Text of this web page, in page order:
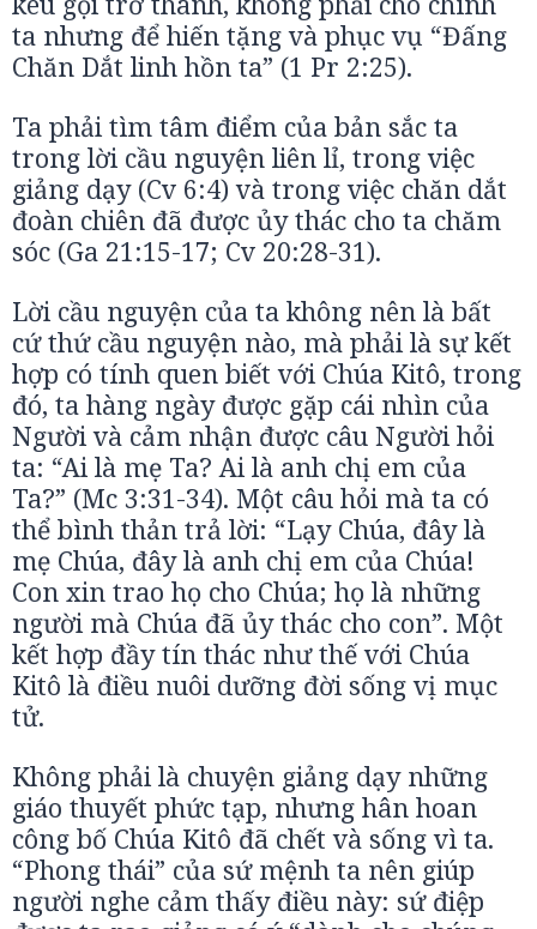
ta nhưng để hiến tặng và phục vụ “Đấng
Chăn Dắt linh hồn ta” (1 Pr 2:25).
Ta phải tìm tâm điểm của bản sắc ta
trong lời cầu nguyện liên lỉ, trong việc
giảng dạy (Cv 6:4) và trong việc chăn dắt
đoàn chiên đã được ủy thác cho ta chăm
sóc (Ga 21:15-17; Cv 20:28-31).
Lời cầu nguyện của ta không nên là bất
cứ thứ cầu nguyện nào, mà phải là sự kết
hợp có tính quen biết với Chúa Kitô, trong
đó, ta hàng ngày được gặp cái nhìn của
Người và cảm nhận được câu Người hỏi
ta: “Ai là mẹ Ta? Ai là anh chị em của
Ta?” (Mc 3:31-34). Một câu hỏi mà ta có
thể bình thản trả lời: “Lạy Chúa, đây là
mẹ Chúa, đây là anh chị em của Chúa!
Con xin trao họ cho Chúa; họ là những
người mà Chúa đã ủy thác cho con”. Một
kết hợp đầy tín thác như thế với Chúa
Kitô là điều nuôi dưỡng đời sống vị mục
tử.
Không phải là chuyện giảng dạy những
giáo thuyết phức tạp, nhưng hân hoan
công bố Chúa Kitô đã chết và sống vì ta.
“Phong thái” của sứ mệnh ta nên giúp
người nghe cảm thấy điều này: sứ điệp